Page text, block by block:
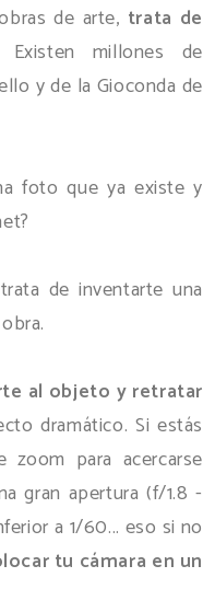
de arte, trata de
Existen millones de
y de la Gioconda de
foto que ya existe y
de inventarte una
al objeto y retratar
dramático. Si estás
para acercarse
gran apertura (f/1.8 -
a 1/60... eso si no
tu cámara en un